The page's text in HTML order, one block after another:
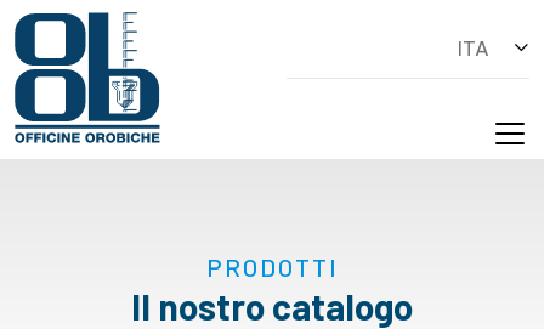
ITA
PRODOTTI
Il nostro catalogo